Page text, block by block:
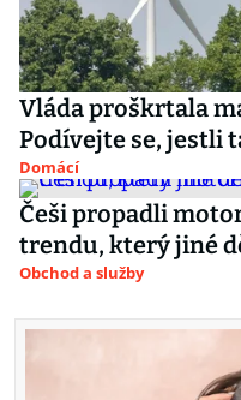
Vláda proškrtala
Podívejte se, jestli
Domácí
Češi propadli
trendu, který jiné
Obchod a služby